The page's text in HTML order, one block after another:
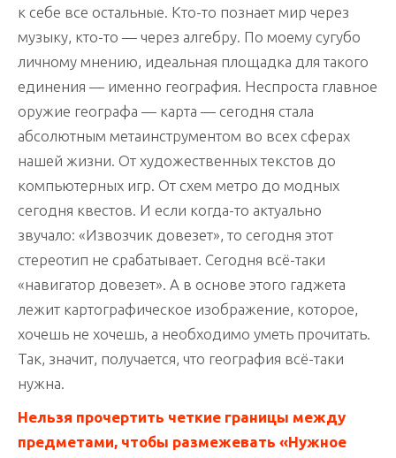
к себе все остальные. Кто-то познает мир через
музыку, кто-то — через алгебру. По моему сугубо
личному мнению, идеальная площадка для такого
единения — именно география. Неспроста главное
оружие географа — карта — сегодня стала
абсолютным метаинструментом во всех сферах
нашей жизни. От художественных текстов до
компьютерных игр. От схем метро до модных
сегодня квестов. И если когда-то актуально
звучало: «Извозчик довезет», то сегодня этот
стереотип не срабатывает. Сегодня всё-таки
«навигатор довезет». А в основе этого гаджета
лежит картографическое изображение, которое,
хочешь не хочешь, а необходимо уметь прочитать.
Так, значит, получается, что география всё-таки
нужна.
Нельзя прочертить четкие границы между
предметами, чтобы размежевать «Нужное